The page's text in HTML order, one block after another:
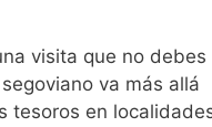
visita que no debes
va más allá
tesoros en